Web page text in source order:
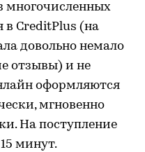
многочисленных
в CreditPlus (на
довольно немало
отзывы) и не
оформляются
мгновенно
На поступление
минут.